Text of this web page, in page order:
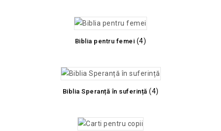
Biblia pentru femei (4)
Biblia Speranță în suferință (4)